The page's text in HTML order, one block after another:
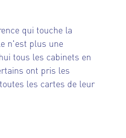
qui touche la
n'est plus une
tous les cabinets en
ont pris les
les cartes de leur